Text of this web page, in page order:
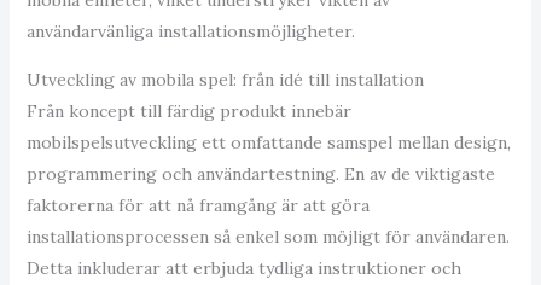
användarvänliga installationsmöjligheter.
Utveckling av mobila spel: från idé till installation
Från koncept till färdig produkt innebär
mobilspelsutveckling ett omfattande samspel mellan design,
programmering och användartestning. En av de viktigaste
faktorerna för att nå framgång är att göra
installationsprocessen så enkel som möjligt för användaren.
Detta inkluderar att erbjuda tydliga instruktioner och